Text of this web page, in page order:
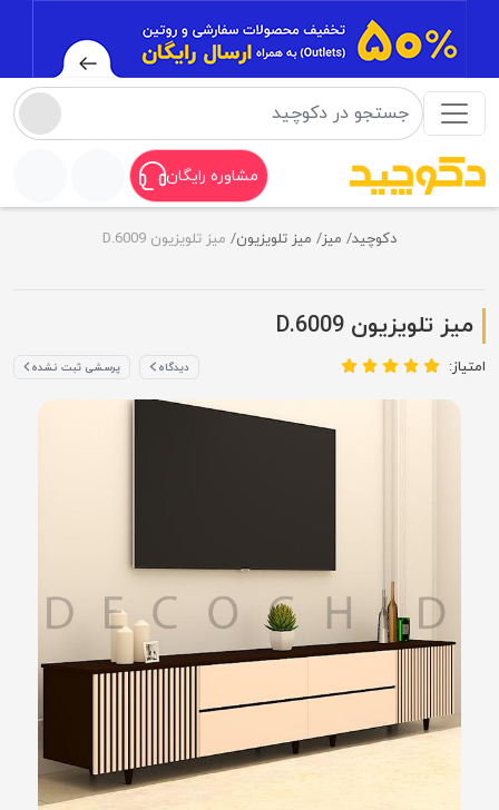
مشاوره رایگان
دکوچید میز میز تلویزیون میز تلویزیون D.6009
میز تلویزیون D.6009
امتیاز: دیدگاه پرسشی ثبت نشده